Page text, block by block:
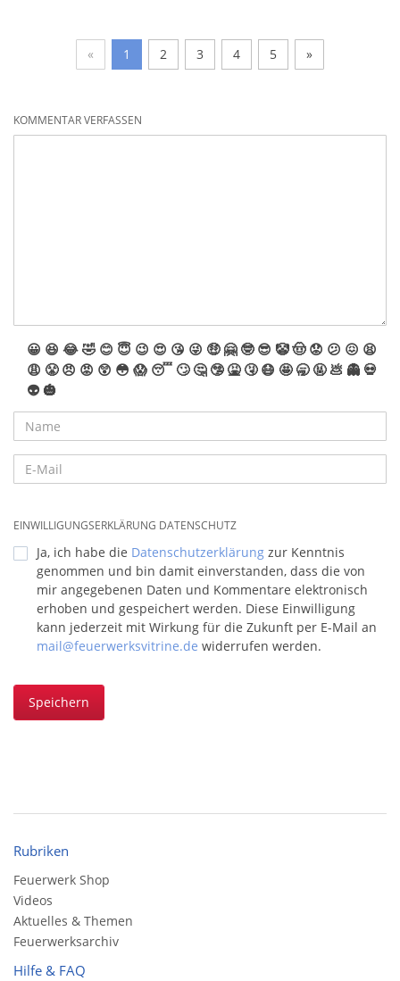
« 1 2 3 4 5 »
KOMMENTAR VERFASSEN
😀 😆 😂🤣 😊 😇 😉 😍 😘 😜 🤑 🤗 🤓 😎 🤡🤠 😟 😕 😖 😫
😩 😤 😠 😡 😲 😳 😱 😴 🙄 🤔 🤥 🤮 🤧 😷 🤩 🥱 🤬 💩 👻 💀
👽 🎃
EINWILLIGUNGSERKLÄRUNG DATENSCHUTZ
Ja, ich habe die Datenschutzerklärung zur Kenntnis
genommen und bin damit einverstanden, dass die von
mir angegebenen Daten und Kommentare elektronisch
erhoben und gespeichert werden. Diese Einwilligung
kann jederzeit mit Wirkung für die Zukunft per E-Mail an
mail@feuerwerksvitrine.de widerrufen werden.
Speichern
Rubriken
Feuerwerk Shop
Videos
Aktuelles & Themen
Feuerwerksarchiv
Hilfe & FAQ